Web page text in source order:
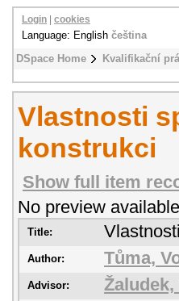
DSpace Home Kvalifikační
Login cookies
Language: English čeština
Vlastnosti
konstrukci
Show full item
No preview available
Title:
Author: Tůma,
Advisor: Žaludek,